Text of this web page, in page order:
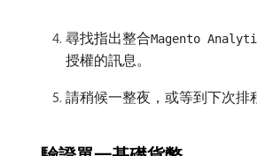
尋找指出整合Magento
授權的訊息。
請稍候一整夜，或等到下次排